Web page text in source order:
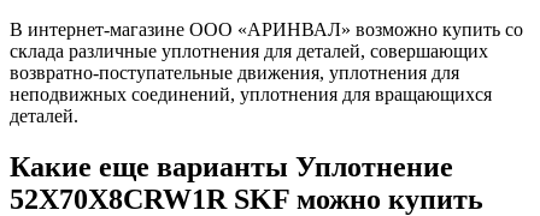
В интернет-магазине ООО «АРИНВАЛ» возможно купить со
склада различные уплотнения для деталей, совершающих
возвратно-поступательные движения, уплотнения для
неподвижных соединений, уплотнения для вращающихся
деталей.
Какие еще варианты Уплотнение
52X70X8CRW1R SKF можно купить